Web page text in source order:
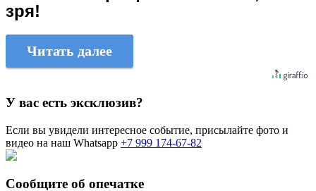
зря!
Читать далее
У вас есть эксклюзив?
Если вы увидели интересное событие, присылайте фото и
видео на наш Whatsapp +7 999 174-67-82
Сообщите об опечатке